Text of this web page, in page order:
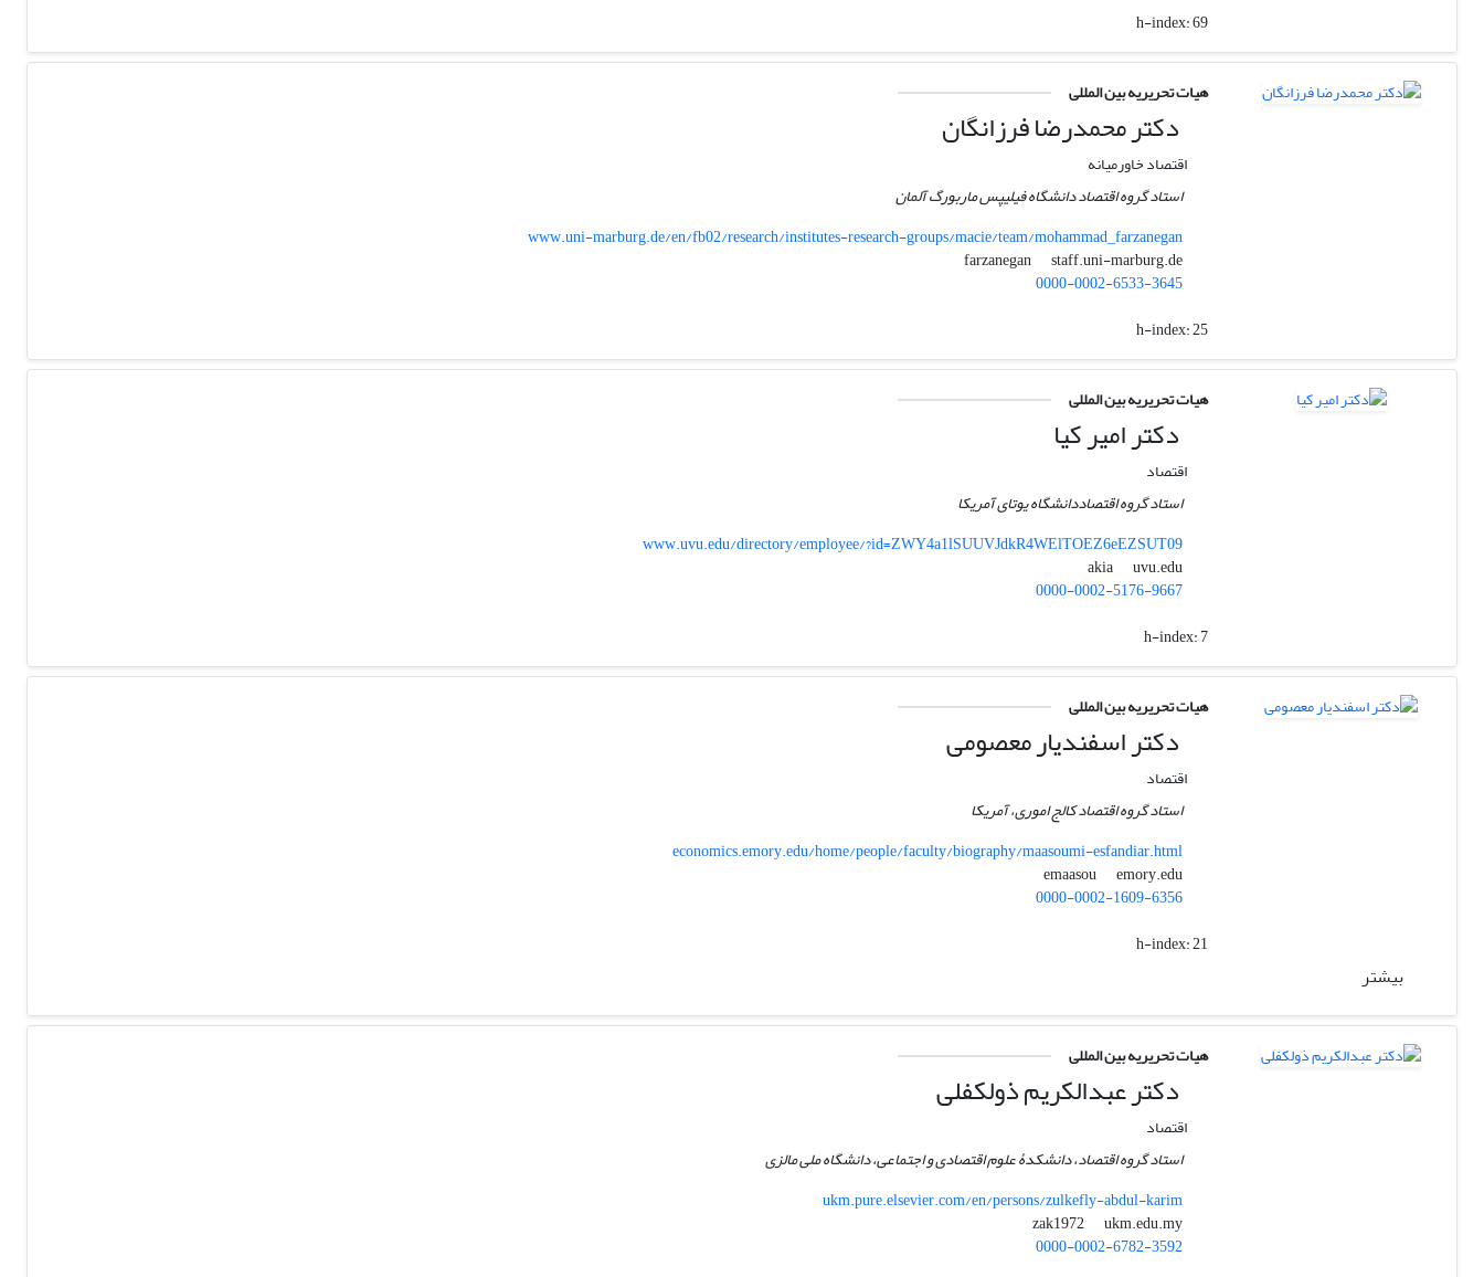
h-index:69
هیات تحریریه بین المللی
دکتر محمدرضا فرزانگان
اقتصاد خاورمیانه
استاد گروه اقتصاد دانشگاه فیلیپس ماربورگ آلمان
www.uni-marburg.de/en/fb02/research/institutes-research-groups/macie/team/mohammad_farzanegan
farzanegan
staff.uni-marburg.de
0000-0002-6533-3645
h-index:25
هیات تحریریه بین المللی
دکتر امیر کیا
اقتصاد
استاد گروه اقتصاددانشگاه یوتای آمریکا
www.uvu.edu/directory/employee/?id=ZWY4a1lSUUVJdkR4WElTOEZ6eEZSUT09
akia
uvu.edu
0000-0002-5176-9667
h-index:7
هیات تحریریه بین المللی
دکتر اسفندیار معصومی
اقتصاد
استاد گروه اقتصاد کالج اموری، آمریکا
economics.emory.edu/home/people/faculty/biography/maasoumi-esfandiar.html
emaasou
emory.edu
0000-0002-1609-6356
h-index:21
بیشتر
هیات تحریریه بین المللی
دکتر عبدالکریم ذولکفلی
اقتصاد
استاد گروه اقتصاد، دانشکدۀ علوم اقتصادی و اجتماعی، دانشگاه ملی مالزی
ukm.pure.elsevier.com/en/persons/zulkefly-abdul-karim
zak1972
ukm.edu.my
0000-0002-6782-3592